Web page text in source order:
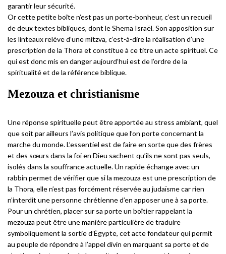
garantir leur sécurité.
Or cette petite boîte n’est pas un porte-bonheur, c’est un recueil
de deux textes bibliques, dont le Shema Israël. Son apposition sur
les linteaux relève d’une mitzva, c’est-à-dire la réalisation d’une
prescription de la Thora et constitue à ce titre un acte spirituel. Ce
qui est donc mis en danger aujourd’hui est de l’ordre de la
spiritualité et de la référence biblique.
Mezouza et christianisme
Une réponse spirituelle peut être apportée au stress ambiant, quel
que soit par ailleurs l’avis politique que l’on porte concernant la
marche du monde. L’essentiel est de faire en sorte que des frères
et des sœurs dans la foi en Dieu sachent qu’ils ne sont pas seuls,
isolés dans la souffrance actuelle. Un rapide échange avec un
rabbin permet de vérifier que si la mezouza est une prescription de
la Thora, elle n’est pas forcément réservée au judaïsme car rien
n’interdit une personne chrétienne d’en apposer une à sa porte.
Pour un chrétien, placer sur sa porte un boîtier rappelant la
mezouza peut être une manière particulière de traduire
symboliquement la sortie d’Égypte, cet acte fondateur qui permit
au peuple de répondre à l’appel divin en marquant sa porte et de